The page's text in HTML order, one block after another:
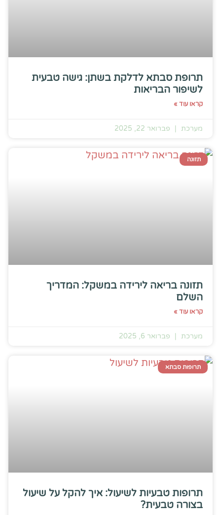
תרופת סבתא לדלקת בשתן: גישה טבעית
לשיפור הבריאות
קראו עוד »
מערכת פברואר 22, 2025
תזונה
תזונה בריאה לירידה במשקל: המדריך
השלם
קראו עוד »
מערכת פברואר 6, 2025
תרופות סבתא
תרופות טבעיות לשיעול: איך להקל על שיעול
בצורה טבעית?